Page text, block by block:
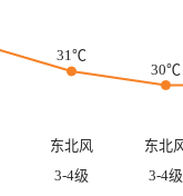
31℃
30℃
东北风
东北
3-4级 3-4级